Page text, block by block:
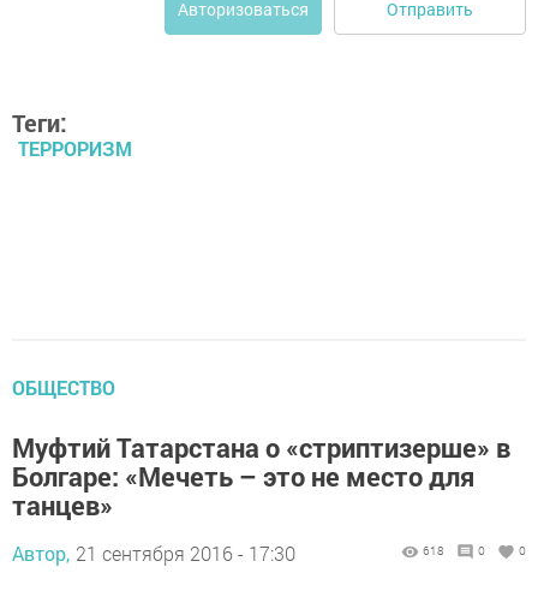
Авторизоваться Отправить
Теги:
ТЕРРОРИЗМ
ОБЩЕСТВО
Муфтий Татарстана о «стриптизерше» в
Болгаре: «Мечеть – это не место для
танцев»
Автор, 21 сентября 2016 - 17:30 618 0 0